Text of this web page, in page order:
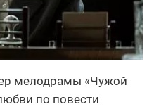
мелодрамы «Чужой
по повести